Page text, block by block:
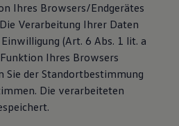
Ihres Browsers/Endgerätes
Verarbeitung Ihrer Daten
(Art. 6 Abs. 1 lit. a
Ihres Browsers
Sie der Standortbestimmung
Die verarbeiteten